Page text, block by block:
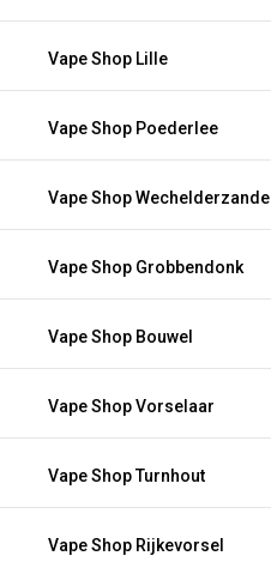
Vape Shop Lille
Vape Shop Poederlee
Vape Shop Wechelderzande
Vape Shop Grobbendonk
Vape Shop Bouwel
Vape Shop Vorselaar
Vape Shop Turnhout
Vape Shop Rijkevorsel